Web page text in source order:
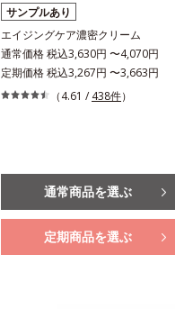
サンプルあり
エイジングケア濃密クリーム
通常価格 税込3,630円 〜4,070円
定期価格 税込3,267円 〜3,663円
（4.61 / 438件）
通常商品を選ぶ
定期商品を選ぶ